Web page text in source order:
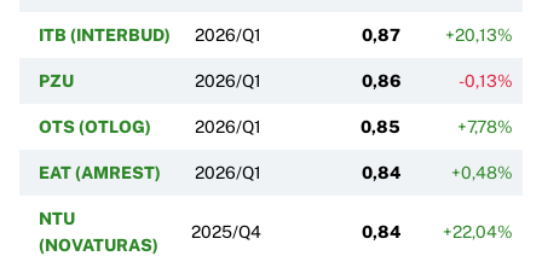
ITB (INTERBUD) 2026/Q1 0,87 +20,13%
PZU 2026/Q1 0,86 -0,13%
OTS (OTLOG) 2026/Q1 0,85 +7,78%
EAT (AMREST) 2026/Q1 0,84 +0,48%
NTU
(NOVATURAS)
2025/Q4 0,84 +22,04%